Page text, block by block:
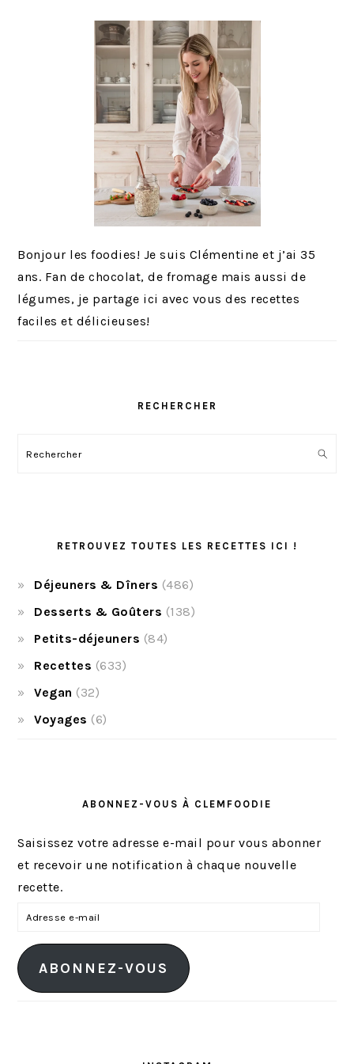
Bonjour les foodies! Je suis Clémentine et j’ai 35
ans. Fan de chocolat, de fromage mais aussi de
légumes, je partage ici avec vous des recettes
faciles et délicieuses!
RECHERCHER
Rechercher
RETROUVEZ TOUTES LES RECETTES ICI !
Déjeuners & Dîners (486)
Desserts & Goûters (138)
Petits-déjeuners (84)
Recettes (633)
Vegan (32)
Voyages (6)
ABONNEZ-VOUS À CLEMFOODIE
Saisissez votre adresse e-mail pour vous abonner
et recevoir une notification à chaque nouvelle
recette.
r
e
ABONNEZ-VOUS